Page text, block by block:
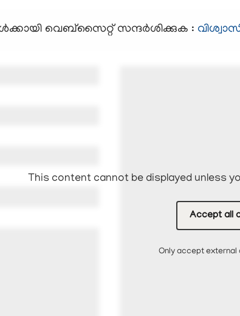
വെബ്സൈറ്റ് സന്ദര്‍ശിക്കുക :
This content cannot be displayed unless
Accept all
Only accept external